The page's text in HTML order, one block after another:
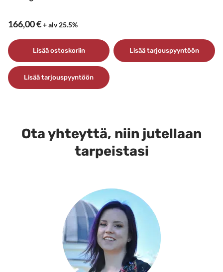
166,00€+ alv 25.5%
Lisää ostoskoriin
Lisää tarjouspyyntöön
Lisää tarjouspyyntöön
Ota yhteyttä, niin jutellaan
tarpeistasi